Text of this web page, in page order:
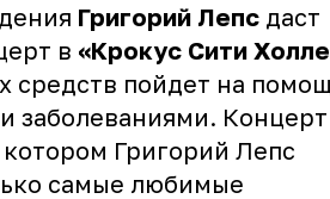
Григорий Лепс даст
в «Крокус Сити
средств пойдет на
заболеваниями.
Григорий Лепс
самые любимые